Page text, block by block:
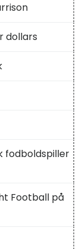
dollars
fodboldspiller
Football på